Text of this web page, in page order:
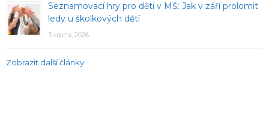
Seznamovací hry pro děti v MŠ: Jak v září prolomit
ledy u školkových dětí
3 srpna, 2026
Zobrazit další články